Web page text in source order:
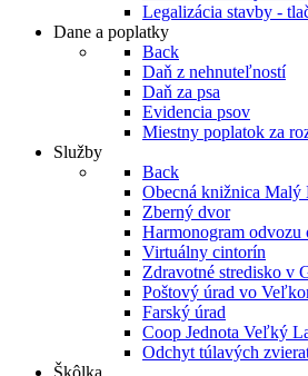
Legalizácia stavby -
Dane a poplatky
Back
Daň z nehnuteľností
Daň za psa
Evidencia psov
Miestny poplatok za
Služby
Back
Obecná knižnica Malý
Zberný dvor
Harmonogram odvozu
Virtuálny cintorín
Zdravotné stredisko v
Poštový úrad vo
Farský úrad
Coop Jednota Veľký
Odchyt túlavých
Škôlka